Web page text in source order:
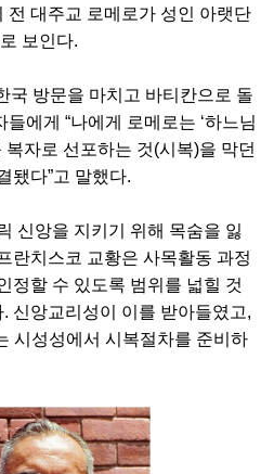
전 대주교 로메로가 성인 아랫단
보인다.
국 방문을 마치고 바티칸으로 돌
에게 “나에게 로메로는 ‘하느님
복자로 선포하는 것(시복)을 막던
됐다”고 말했다.
신앙을 지키기 위해 목숨을 잃
란치스코 교황은 사목활동 과정
정할 수 있도록 범위를 넓힐 것
신앙교리성이 이를 받아들였고,
시성성에서 시복절차를 준비하